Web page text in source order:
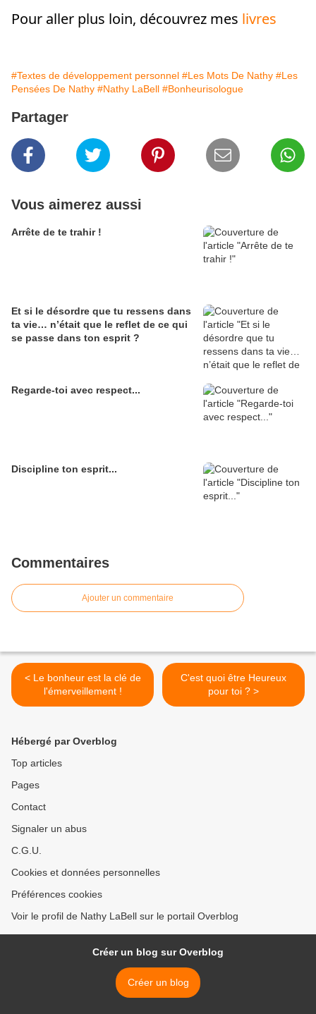
Pour aller plus loin, découvrez mes livres
#Textes de développement personnel #Les Mots De Nathy #Les
Pensées De Nathy #Nathy LaBell #Bonheurisologue
Partager
Vous aimerez aussi
Arrête de te trahir !
Et si le désordre que tu ressens dans
ta vie… n’était que le reflet de ce qui
se passe dans ton esprit ?
Regarde-toi avec respect...
Discipline ton esprit...
Commentaires
Ajouter un commentaire
< Le bonheur est la clé de
l'émerveillement !
C'est quoi être Heureux
pour toi ? >
Hébergé par Overblog
Top articles
Pages
Contact
Signaler un abus
C.G.U.
Cookies et données personnelles
Préférences cookies
Voir le profil de Nathy LaBell sur le portail Overblog
Créer un blog sur Overblog
Créer un blog